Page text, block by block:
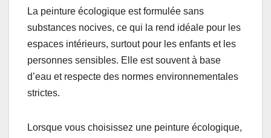
La peinture écologique est formulée sans
substances nocives, ce qui la rend idéale pour les
espaces intérieurs, surtout pour les enfants et les
personnes sensibles. Elle est souvent à base
d’eau et respecte des normes environnementales
strictes.
Lorsque vous choisissez une peinture écologique,